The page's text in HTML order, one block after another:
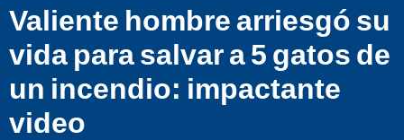
Valiente hombre arriesgó su
vida para salvar a 5 gatos de
un incendio: impactante
video